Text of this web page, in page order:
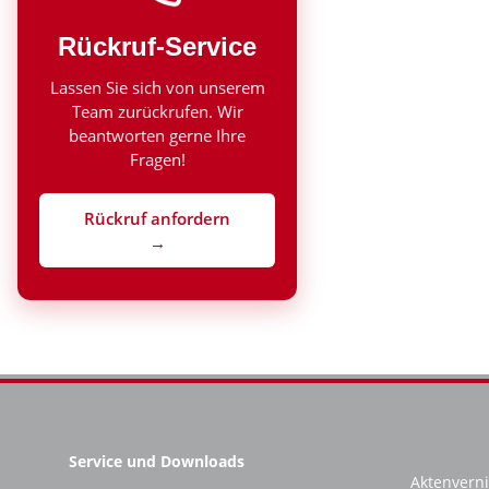
Rückruf-Service
Lassen Sie sich von unserem
Team zurückrufen. Wir
beantworten gerne Ihre
Fragen!
Rückruf anfordern
→
Service und Downloads